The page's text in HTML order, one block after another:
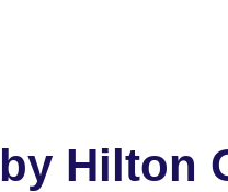
Hilton